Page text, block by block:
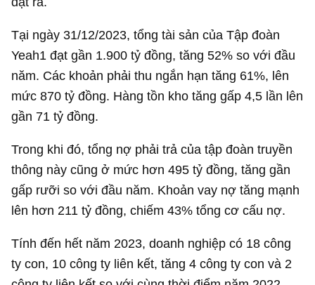
Tại ngày 31/12/2023, tổng tài sản của Tập đoàn
Yeah1 đạt gần 1.900 tỷ đồng, tăng 52% so với đầu
năm. Các khoản phải thu ngắn hạn tăng 61%, lên
mức870 tỷ đồng. Hàng tồn kho tăng gấp 4,5 lần lên
gần 71 tỷ đồng.
Trong khi đó, tổng nợ phải trả của tập đoàn truyền
thông này cũng ở mức hơn495 tỷ đồng, tăng gần
gấp rưỡi so với đầu năm. Khoản vay nợ tăng mạnh
lên hơn 211 tỷ đồng, chiếm 43% tổng cơ cấu nợ.
Tính đến hết năm 2023, doanh nghiệp có 18 công
ty con, 10 công ty liên kết, tăng 4 công ty con và 2